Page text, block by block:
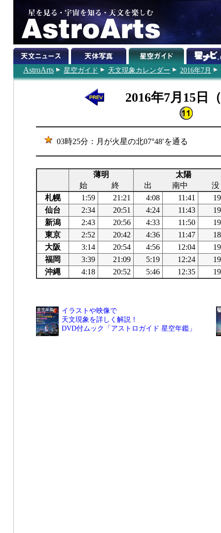
AstroArts 星空ガイド 天文現象カレンダー 2016年7月
2016年7月15日
03時25分：月が火星の北07°48′を通る
薄明
太陽
始
終 出 南中
没
札幌
1:59 21:21 4:08 11:41
仙台
2:34 20:51 4:24 11:43
新潟
2:43 20:56 4:33 11:50
東京
2:52 20:42 4:36 11:47
大阪
3:14 20:54 4:56 12:04
福岡
3:39 21:09 5:19 12:24
沖縄
4:18 20:52 5:46 12:35
イラストや映像で
天文現象を詳しく解説！
DVD付ムック「アストロガイド 星空年鑑」